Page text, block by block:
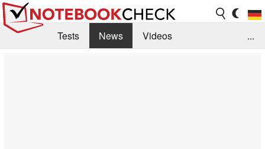
Tests News
Videos
...